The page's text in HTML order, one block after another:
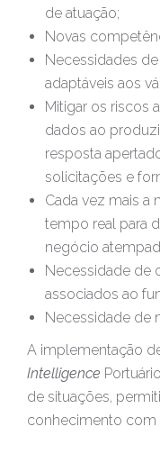
de atuação;
Novas
Necessidades
adaptáveis aos
Mitigar os riscos
dados ao
resposta
solicitações e
Cada vez mais a
tempo real para
negócio
Necessidade de
associados ao
Necessidade de
A implementação
Intelligence
de situações,
conhecimento com